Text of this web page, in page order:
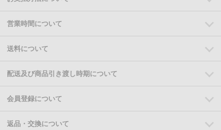
営業時間について
送料について
配送及び商品引き渡し時期について
会員登録について
返品・交換について